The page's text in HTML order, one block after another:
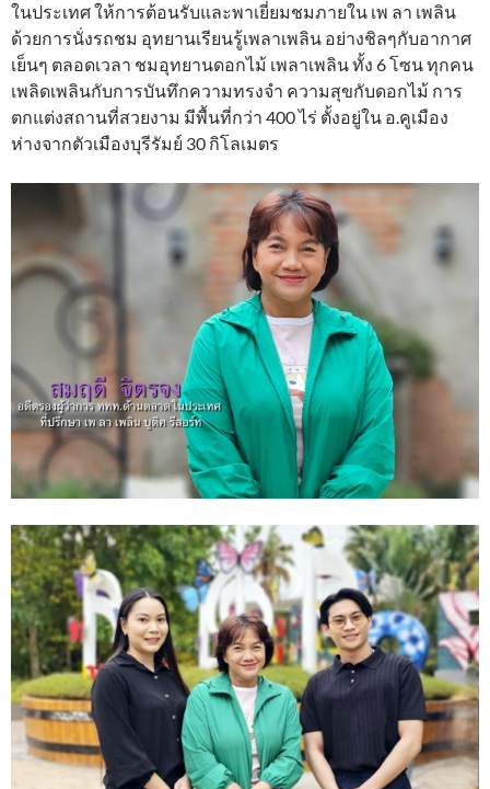
ในประเทศ ให้การต้อนรับและพาเยี่ยมชมภายใน เพ ลา เพลิน
ด้วยการนั่งรถชม อุทยานเรียนรู้เพลาเพลิน อย่างชิลๆกับอากาศ
เย็นๆ ตลอดเวลา ชมอุทยานดอกไม้ เพลาเพลิน ทั้ง 6 โซน ทุกคน
เพลิดเพลินกับการบันทึกความทรงจำ ความสุขกับดอกไม้ การ
ตกแต่งสถานที่สวยงาม มีพื้นที่กว่า 400 ไร่ ตั้งอยู่ใน อ.คูเมือง
ห่างจากตัวเมืองบุรีรัมย์ 30 กิโลเมตร